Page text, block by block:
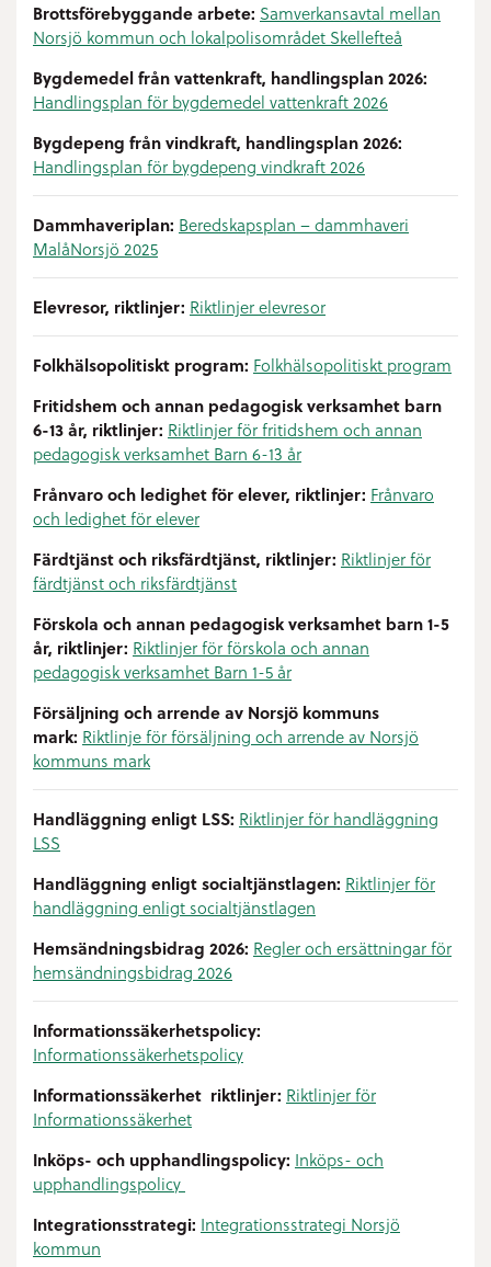
Brottsförebyggande arbete: Samverkansavtal mellan
Norsjö kommun och lokalpolisområdet Skellefteå
Bygdemedel från vattenkraft, handlingsplan 2026:
Handlingsplan för bygdemedel vattenkraft 2026
Bygdepeng från vindkraft, handlingsplan 2026:
Handlingsplan för bygdepeng vindkraft 2026
Dammhaveriplan: Beredskapsplan – dammhaveri
MalåNorsjö 2025
Elevresor, riktlinjer: Riktlinjer elevresor
Folkhälsopolitiskt program: Folkhälsopolitiskt program
Fritidshem och annan pedagogisk verksamhet barn
6-13 år, riktlinjer: Riktlinjer för fritidshem och annan
pedagogisk verksamhet Barn 6-13 år
Frånvaro och ledighet för elever, riktlinjer: Frånvaro
och ledighet för elever
Färdtjänst och riksfärdtjänst, riktlinjer: Riktlinjer för
färdtjänst och riksfärdtjänst
Förskola och annan pedagogisk verksamhet barn 1-5
år, riktlinjer: Riktlinjer för förskola och annan
pedagogisk verksamhet Barn 1-5 år
Försäljning och arrende av Norsjö kommuns
mark: Riktlinje för försäljning och arrende av Norsjö
kommuns mark
Handläggning enligt LSS: Riktlinjer för handläggning
LSS
Handläggning enligt socialtjänstlagen: Riktlinjer för
handläggning enligt socialtjänstlagen
Hemsändningsbidrag 2026: Regler och ersättningar för
hemsändningsbidrag 2026
Informationssäkerhetspolicy:
Informationssäkerhetspolicy
Informationssäkerhet riktlinjer: Riktlinjer för
Informationssäkerhet
Inköps- och upphandlingspolicy: Inköps- och
upphandlingspolicy
Integrationsstrategi: Integrationsstrategi Norsjö
kommun